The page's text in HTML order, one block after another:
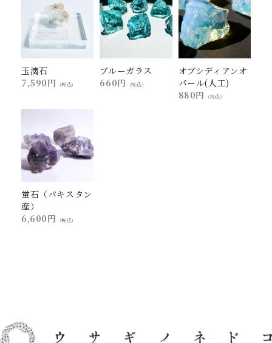
玉滴石
7,590円
(税込)
ブルーガラス
660円
(税込)
オブシディアンオ
パール(人工)
880円
(税込)
蛍石（パキスタン
産）
6,600円
(税込)